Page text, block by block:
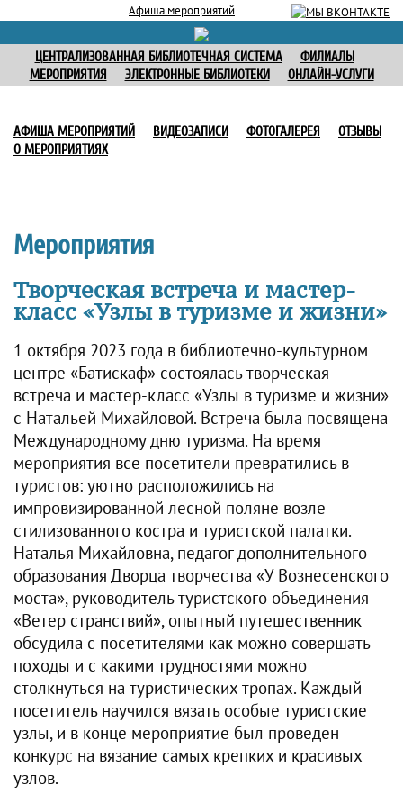
Афиша мероприятий
ЦЕНТРАЛИЗОВАННАЯ БИБЛИОТЕЧНАЯ СИСТЕМА
ФИЛИАЛЫ
МЕРОПРИЯТИЯ
ЭЛЕКТРОННЫЕ БИБЛИОТЕКИ ОНЛАЙН-УСЛУГИ
АФИША МЕРОПРИЯТИЙ ВИДЕОЗАПИСИ ФОТОГАЛЕРЕЯ
ОТЗЫВЫ
О МЕРОПРИЯТИЯХ
Мероприятия
Творческая встреча и мастер-
класс «Узлы в туризме и жизни»
1 октября 2023 года в библиотечно-культурном
центре «Батискаф» состоялась творческая
встреча и мастер-класс «Узлы в туризме и жизни»
с Натальей Михайловой. Встреча была посвящена
Международному дню туризма. На время
мероприятия все посетители превратились в
туристов: уютно расположились на
импровизированной лесной поляне возле
стилизованного костра и туристской палатки.
Наталья Михайловна, педагог дополнительного
образования Дворца творчества «У Вознесенского
моста», руководитель туристского объединения
«Ветер странствий», опытный путешественник
обсудила с посетителями как можно совершать
походы и с какими трудностями можно
столкнуться на туристических тропах. Каждый
посетитель научился вязать особые туристские
узлы, и в конце мероприятие был проведен
конкурс на вязание самых крепких и красивых
узлов.